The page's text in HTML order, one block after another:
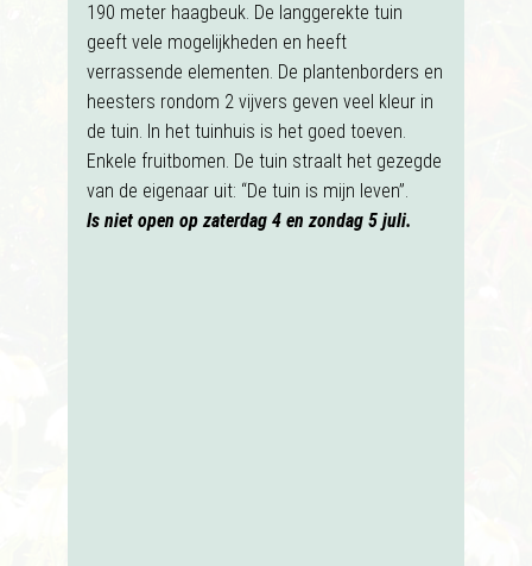
190 meter haagbeuk. De langgerekte tuin
geeft vele mogelijkheden en heeft
verrassende elementen. De plantenborders en
heesters rondom 2 vijvers geven veel kleur in
de tuin. In het tuinhuis is het goed toeven.
Enkele fruitbomen. De tuin straalt het gezegde
van de eigenaar uit: “De tuin is mijn leven”.
Is niet open op zaterdag 4 en zondag 5 juli.